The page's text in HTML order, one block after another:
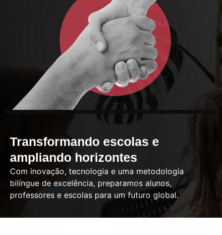
Transformando escolas e
ampliando horizontes
Com inovação, tecnologia e uma metodologia
bilíngue de excelência, preparamos alunos,
professores e escolas para um futuro global.